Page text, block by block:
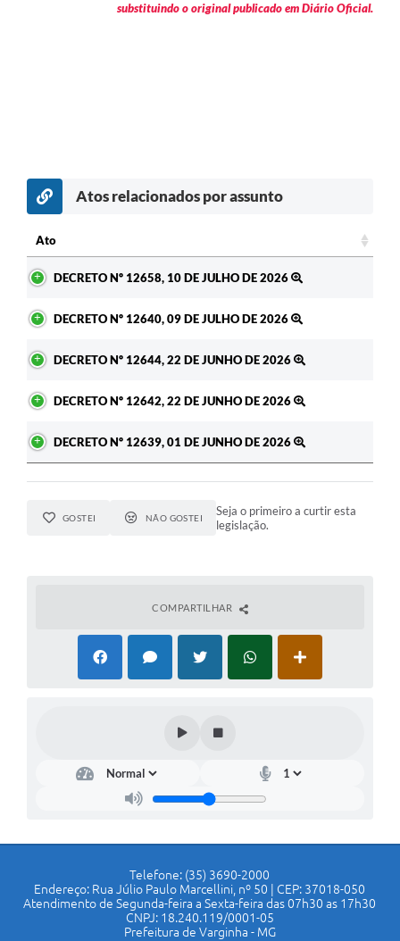
substituindo o original publicado em Diário Oficial.
Atos relacionados por assunto
Ato
DECRETO Nº 12658, 10 DE JULHO DE 2026
DECRETO Nº 12640, 09 DE JULHO DE 2026
DECRETO Nº 12644, 22 DE JUNHO DE 2026
DECRETO Nº 12642, 22 DE JUNHO DE 2026
DECRETO Nº 12639, 01 DE JUNHO DE 2026
GOSTEI NÃO GOSTEI
Seja o primeiro a curtir esta
legislação.
COMPARTILHAR
Telefone: (35) 3690-2000
Endereço: Rua Júlio Paulo Marcellini, nº 50 | CEP: 37018-050
Atendimento de Segunda-feira a Sexta-feira das 07h30 as 17h30
CNPJ: 18.240.119/0001-05
Prefeitura de Varginha - MG